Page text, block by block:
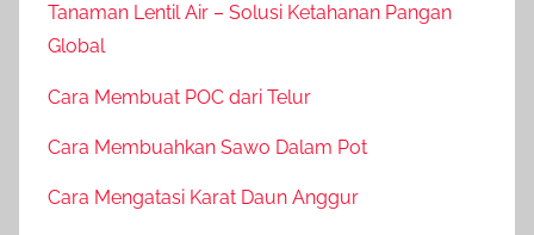
Tanaman Lentil Air – Solusi Ketahanan Pangan
Global
Cara Membuat POC dari Telur
Cara Membuahkan Sawo Dalam Pot
Cara Mengatasi Karat Daun Anggur